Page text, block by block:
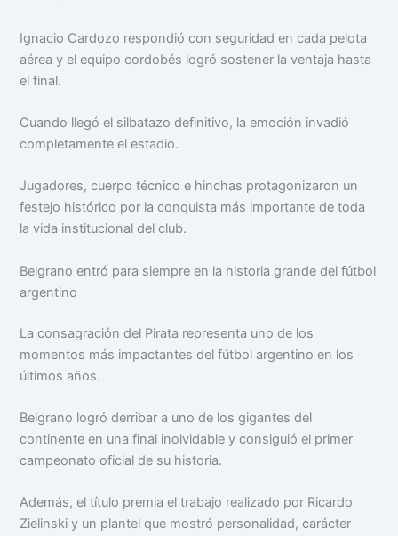
Ignacio Cardozo respondió con seguridad en cada pelota
aérea y el equipo cordobés logró sostener la ventaja hasta
el final.
Cuando llegó el silbatazo definitivo, la emoción invadió
completamente el estadio.
Jugadores, cuerpo técnico e hinchas protagonizaron un
festejo histórico por la conquista más importante de toda
la vida institucional del club.
Belgrano entró para siempre en la historia grande del fútbol
argentino
La consagración del Pirata representa uno de los
momentos más impactantes del fútbol argentino en los
últimos años.
Belgrano logró derribar a uno de los gigantes del
continente en una final inolvidable y consiguió el primer
campeonato oficial de su historia.
Además, el título premia el trabajo realizado por Ricardo
Zielinski y un plantel que mostró personalidad, carácter